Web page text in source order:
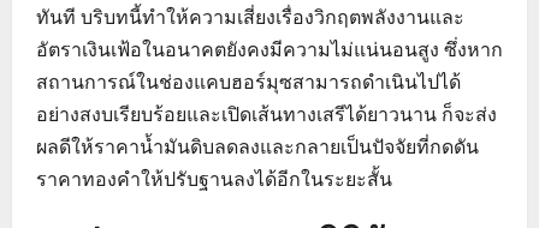
ทันที บริบทนี้ทำให้ความเสี่ยงเรื่องวิกฤตพลังงานและ
อัตราเงินเฟ้อในอนาคตยังคงมีความไม่แน่นอนสูง ซึ่งหาก
สถานการณ์ในช่องแคบฮอร์มุซสามารถดำเนินไปได้
อย่างสงบเรียบร้อยและเปิดเส้นทางเสรีได้ยาวนาน ก็จะส่ง
ผลดีให้ราคาน้ำมันดิบลดลงและกลายเป็นปัจจัยที่กดดัน
ราคาทองคำให้ปรับฐานลงได้อีกในระยะสั้น